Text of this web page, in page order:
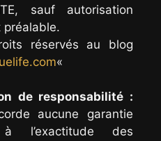
sauf autorisation
préalable.
réservés au blog
«
de responsabilité :
aucune garantie
l’exactitude des